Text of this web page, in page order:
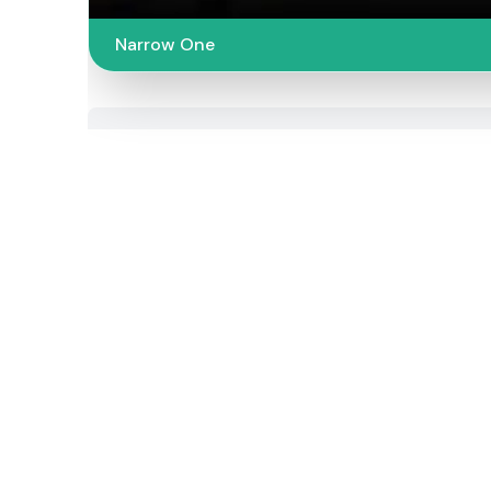
Narrow One